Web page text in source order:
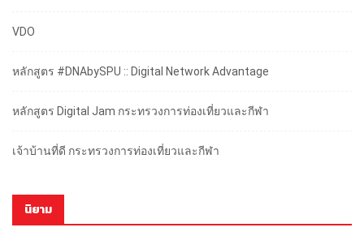
VDO
หลักสูตร #DNAbySPU :: Digital Network Advantage
หลักสูตร Digital Jam กระทรวงการท่องเที่ยวและกีฬา
เจ้าบ้านที่ดี กระทรวงการท่องเที่ยวและกีฬา
นิยาม